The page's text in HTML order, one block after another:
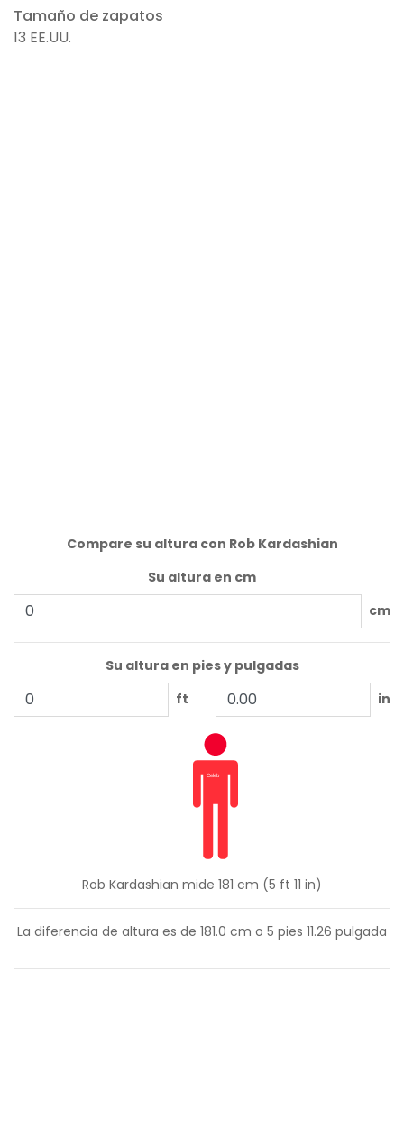
Tamaño de zapatos
13 EE.UU.
Compare su altura con Rob Kardashian
Su altura en cm
cm
Su altura en pies y pulgadas
ft
in
Rob Kardashian mide 181 cm (5 ft 11 in)
La diferencia de altura es de 181.0 cm o 5 pies 11.26 pulgada